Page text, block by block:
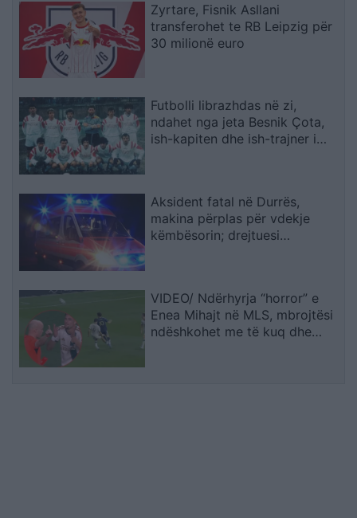
Zyrtare, Fisnik Asllani
transferohet te RB Leipzig për
30 milionë euro
Futbolli librazhdas në zi,
ndahet nga jeta Besnik Çota,
ish-kapiten dhe ish-trajner i
Aksident fatal në Durrës,
makina përplas për vdekje
këmbësorin; drejtuesi
VIDEO/ Ndërhyrja “horror” e
Enea Mihajt në MLS, mbrojtësi
ndëshkohet me të kuq dhe